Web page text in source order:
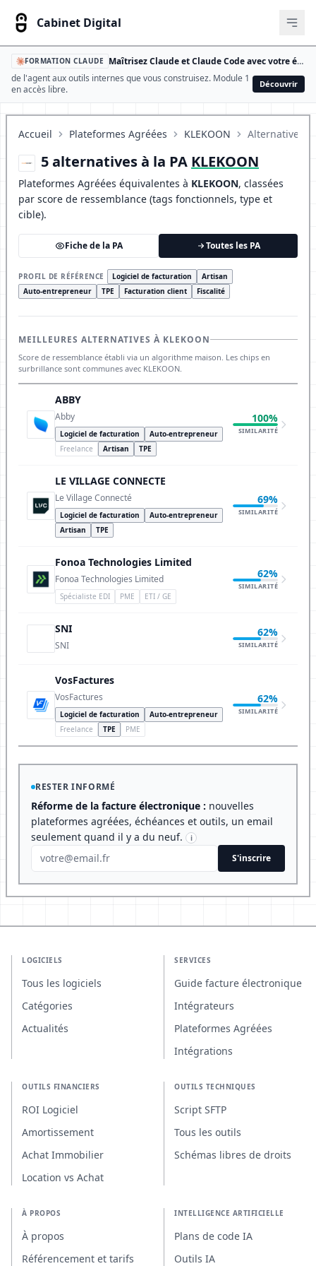
Cabinet Digital
FORMATION CLAUDE
Maîtrisez Claude et Claude Code avec votre équipe
de l'agent aux outils internes que vous construisez. Module 1
en accès libre.
Découvrir
Accueil Plateformes Agréées KLEKOON Alternatives
5 alternatives à la PA KLEKOON
Plateformes Agréées équivalentes à KLEKOON, classées
par score de ressemblance (tags fonctionnels, type et
cible).
Fiche de la PA Toutes les PA
PROFIL DE RÉFÉRENCE Logiciel de facturation
Artisan
Auto-entrepreneur
TPE Facturation client Fiscalité
MEILLEURES ALTERNATIVES À KLEKOON
Score de ressemblance établi via un algorithme maison. Les chips en
surbrillance sont communes avec KLEKOON.
ABBY
Abby
Logiciel de facturation
Auto-entrepreneur
Freelance
Artisan TPE
100%
SIMILARITÉ
LE VILLAGE CONNECTE
Le Village Connecté
Logiciel de facturation
Auto-entrepreneur
Artisan
TPE
69%
SIMILARITÉ
Fonoa Technologies Limited
Fonoa Technologies Limited
Spécialiste EDI PME ETI / GE
62%
SIMILARITÉ
SNI
SNI
62%
SIMILARITÉ
VosFactures
VosFactures
Logiciel de facturation
Auto-entrepreneur
Freelance
TPE PME
62%
SIMILARITÉ
RESTER INFORMÉ
Réforme de la facture électronique : nouvelles
plateformes agréées, échéances et outils, un email
seulement quand il y a du neuf.
i
S'inscrire
LOGICIELS
Tous les logiciels
Catégories
Actualités
SERVICES
Guide facture électronique
Intégrateurs
Plateformes Agréées
Intégrations
OUTILS FINANCIERS
ROI Logiciel
Amortissement
Achat Immobilier
Location vs Achat
OUTILS TECHNIQUES
Script SFTP
Tous les outils
Schémas libres de droits
À PROPOS
À propos
Référencement et tarifs
INTELLIGENCE ARTIFICIELLE
Plans de code IA
Outils IA